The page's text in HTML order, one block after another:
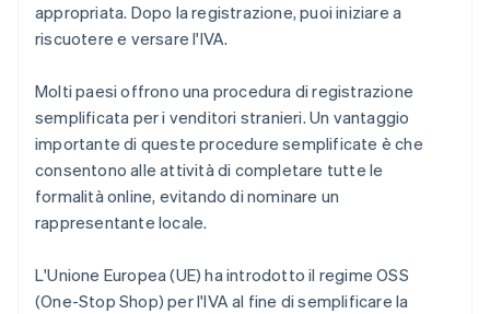
appropriata. Dopo la registrazione, puoi iniziare a
riscuotere e versare l'IVA.
Molti paesi offrono una procedura di registrazione
semplificata per i venditori stranieri. Un vantaggio
importante di queste procedure semplificate è che
consentono alle attività di completare tutte le
formalità online, evitando di nominare un
rappresentante locale.
L'Unione Europea (UE) ha introdotto il regime OSS
(One-Stop Shop) per l'IVA al fine di semplificare la